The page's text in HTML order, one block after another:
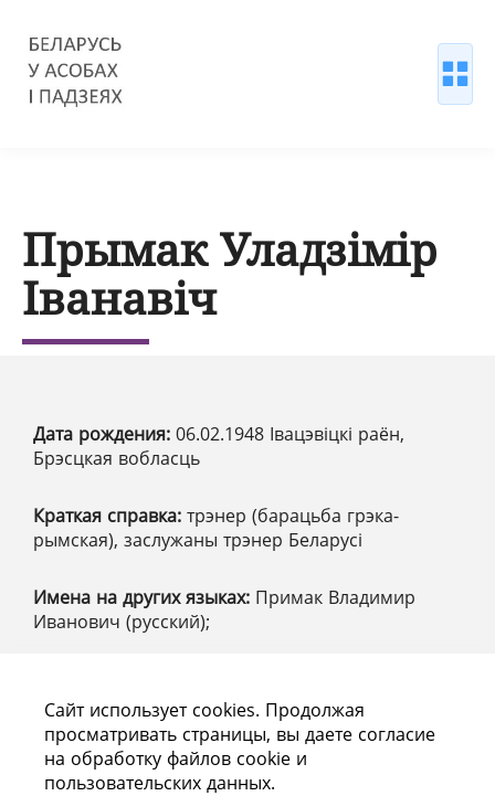
Прымак Уладзімір
Іванавіч
Дата рождения: 06.02.1948 Івацэвіцкі раён,
Брэсцкая вобласць
Краткая справка: трэнер (барацьба грэка-
рымская), заслужаны трэнер Беларусі
Имена на других языках: Примак Владимир
Иванович (русский);
Найти в каталоге НББ
Сообщить об ошибке
Сайт использует cookies. Продолжая
просматривать страницы, вы даете согласие
на обработку файлов cookie и
пользовательских данных.